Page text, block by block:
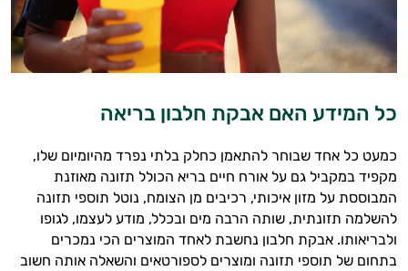
כל המידע האם אבקת חלבון בריאה
כמעט כל אחד שבוחר להתאמן כחלק בלתי נפרד מהיומיום שלו,
מקפיד במקביל גם על אורח חיים בריא הכולל תזונה מאוזנת
המבוססת על מזון איכותי, רכיבים מן הצומח, נוטל תוספי תזונה
להשלמה תזונתית, שותה הרבה מים ובכלל, מודע לעצמו, לגופו
ולבריאותו. אבקת חלבון נחשבת לאחד המוצרים הכי נמכרים
בתחום של תוספי תזונה ומוצרים לספורטאים והשאלה אותה חשוב